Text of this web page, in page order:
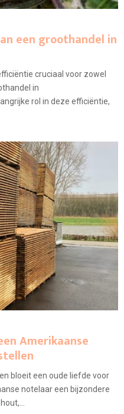
een groothandel in
cruciaal voor zowel
in
rol in deze efficiëntie,
Amerikaanse
bloeit een oude liefde voor
notelaar een bijzondere